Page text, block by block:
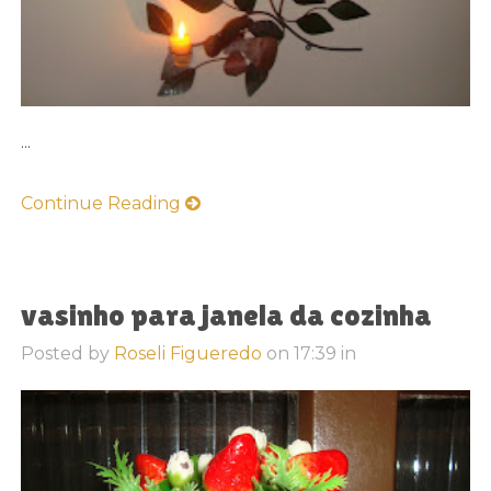
...
Continue Reading
vasinho para janela da cozinha
Posted by Roseli Figueredo on17:39 in